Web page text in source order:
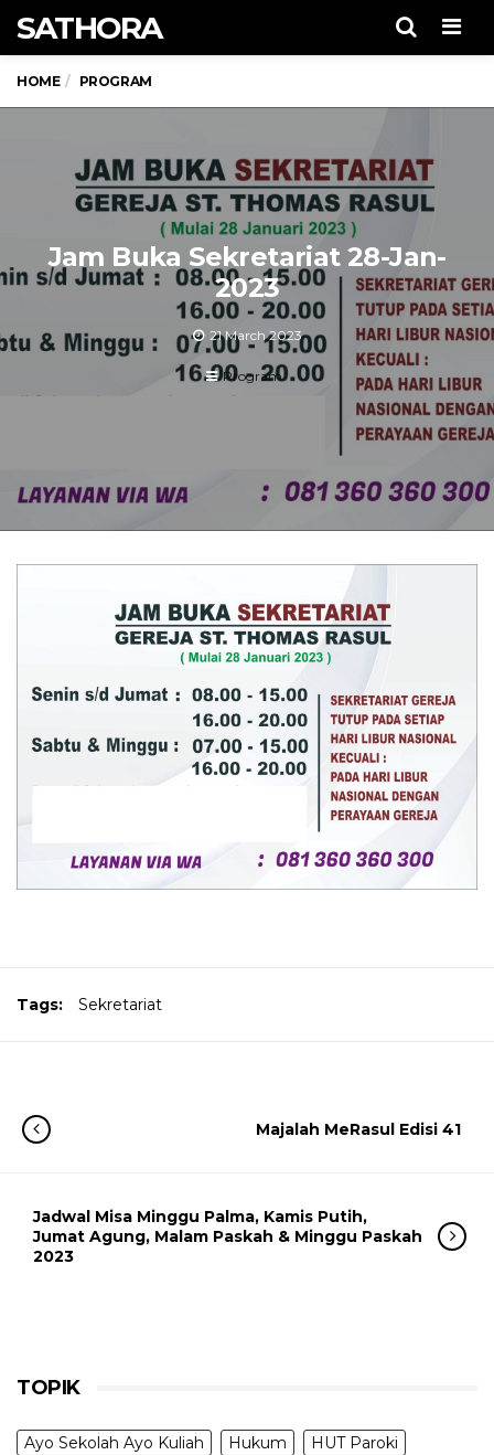
SATHORA
HOME PROGRAM
Jam Buka Sekretariat 28-Jan-
2023
21 March 2023
Program
Tags: Sekretariat
Majalah MeRasul Edisi 41
Jadwal Misa Minggu Palma, Kamis Putih,
Jumat Agung, Malam Paskah & Minggu Paskah
2023
TOPIK
Ayo Sekolah Ayo Kuliah Hukum
HUT Paroki